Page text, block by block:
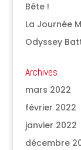
Bête !
La Journée
Odyssey
Archives
mars 2022
février 2022
janvier 2022
décembre